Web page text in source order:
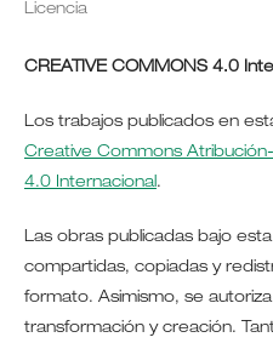
Licencia
CREATIVE COMMONS 4.0
Los trabajos publicados en
Creative Commons
4.0 Internacional.
Las obras publicadas bajo
compartidas, copiadas y
formato. Asimismo, se
transformación y creación.